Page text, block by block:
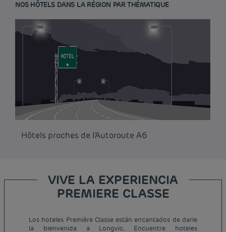
NOS HÔTELS DANS LA RÉGION PAR THÉMATIQUE
Hôtels proches de l'Autoroute A6
VIVE LA EXPERIENCIA
PREMIERE CLASSE
Los hoteles Première Classe están encantados de darle
la bienvenida a Longvic. Encuentre hoteles